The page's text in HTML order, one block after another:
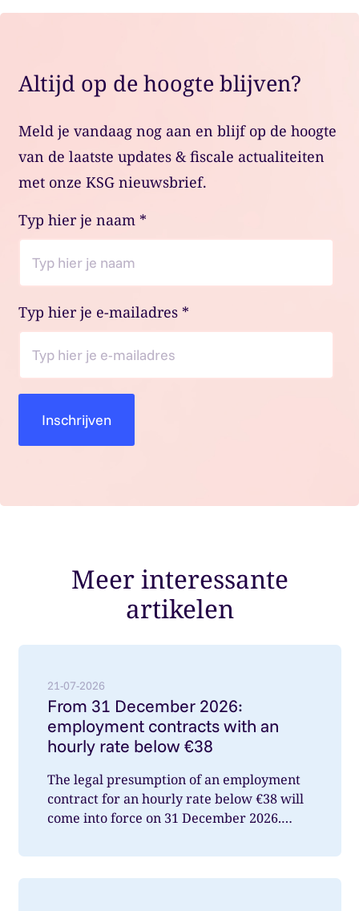
Altijd op de hoogte blijven?
Meld je vandaag nog aan en blijf op de hoogte
van de laatste updates & fiscale actualiteiten
met onze KSG nieuwsbrief.
Typ hier je naam *
Typ hier je e-mailadres *
Meer interessante
artikelen
21-07-2026
From 31 December 2026:
employment contracts with an
hourly rate below €38
The legal presumption of an employment
contract for an hourly rate below €38 will
come into force on 31 December 2026.